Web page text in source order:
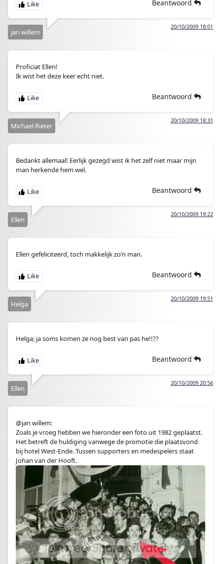
Beantwoord
20/10/2009 18:01
jan willem
Proficiat Ellen!
Ik wist het deze keer echt niet.
Beantwoord
20/10/2009 18:31
Michael Rieter
Bedankt allemaal! Eerlijk gezegd wist ik het zelf niet maar mijn
man herkende hem wel.
Beantwoord
20/10/2009 19:22
Ellen
Ellen gefeliciteerd, toch makkelijk zo’n man.
Beantwoord
20/10/2009 19:51
Helga
Helga; ja soms komen ze nog best van pas he!!??
Beantwoord
20/10/2009 20:56
Ellen
@jan willem:
Zoals je vroeg hebben we hieronder een foto uit 1982 geplaatst.
Het betreft de huldiging vanwege de promotie die plaatsvond
bij hotel West-Ende. Tussen supporters en medespelers staat
Johan van der Hooft.